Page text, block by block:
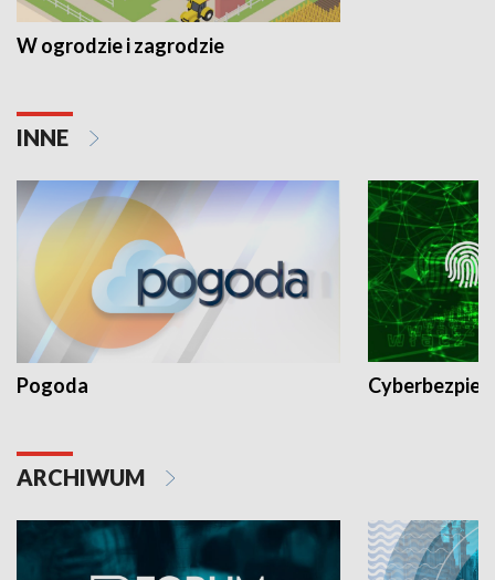
W ogrodzie i zagrodzie
INNE
Pogoda
ARCHIWUM